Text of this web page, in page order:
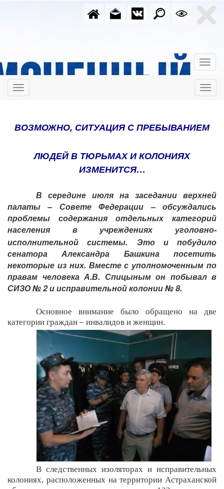
ВОЗМОЖНО, СИТУАЦИЯ С ПРЕБЫВАНИЕМ
ЛЮДЕЙ В ТЮРЬМАХ И КОЛОНИЯХ
ИЗМЕНИТСЯ…
В середине июля на заседании верхней
палаты – Совете Федерации – обсуждались
проблемы содержания отдельных категорий
населения в учреждениях уголовно-
исполнительной системы.
Это и побудило
сенатора Александра Башкина посетить
некоторые из них. Вместе с уполномоченным по
правам человека А.В. Спицыным он побывал в
СИЗО № 2 и исправительной колонии № 8.
Основное внимание было обращено на две
категории граждан – инвалидов и женщин.
В следственных изоляторах и исправительных
колониях, расположенных на территории Астраханской